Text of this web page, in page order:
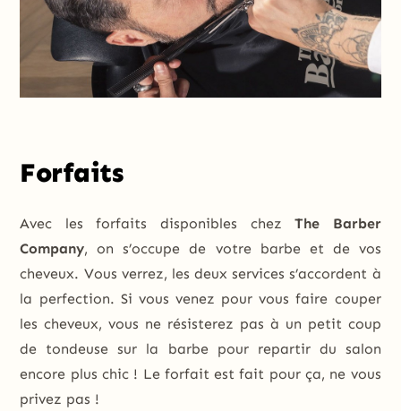
Forfaits
Avec les forfaits disponibles chezThe Barber
Company, on s’occupe de votre barbe et de vos
cheveux. Vous verrez, les deux services s’accordent à
la perfection. Si vous venez pour vous faire couper
les cheveux, vous ne résisterez pas à un petit coup
de tondeuse sur la barbe pour repartir du salon
encore plus chic ! Le forfait est fait pour ça, ne vous
privez pas !